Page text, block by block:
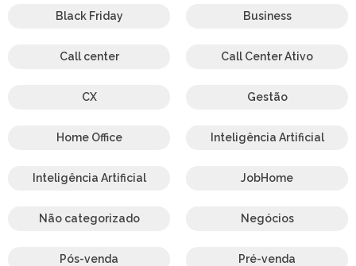
Black Friday Business
Call center Call Center Ativo
CX Gestão
Home Office Inteligência Artificial
Inteligência Artificial JobHome
Não categorizado Negócios
Pós-venda Pré-venda